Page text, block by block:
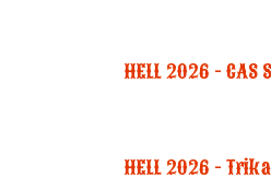
HELL 2026 -
HELL 2026 -